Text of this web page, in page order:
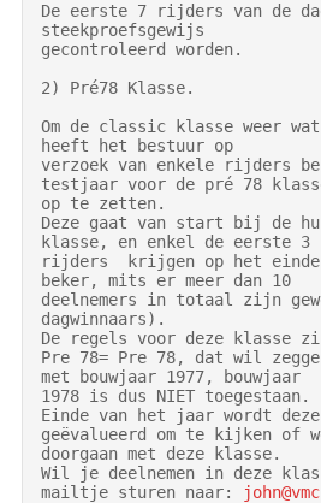
De eerste 7 rijders van de
steekproefsgewijs
gecontroleerd worden.
2) Pré78 Klasse.
Om de classic klasse weer
heeft het bestuur op
verzoek van enkele rijders
testjaar voor de pré 78
op te zetten.
Deze gaat van start bij de
klasse, en enkel de eerste 3
rijders  krijgen op het
beker, mits er meer dan 10
deelnemers in totaal zijn
dagwinnaars).
De regels voor deze klasse
Pre 78= Pre 78, dat wil
met bouwjaar 1977, bouwjaar
1978 is dus NIET toegestaan.
Einde van het jaar wordt
geëvalueerd om te kijken of
doorgaan met deze klasse.
Wil je deelnemen in deze
mailtje sturen naar: